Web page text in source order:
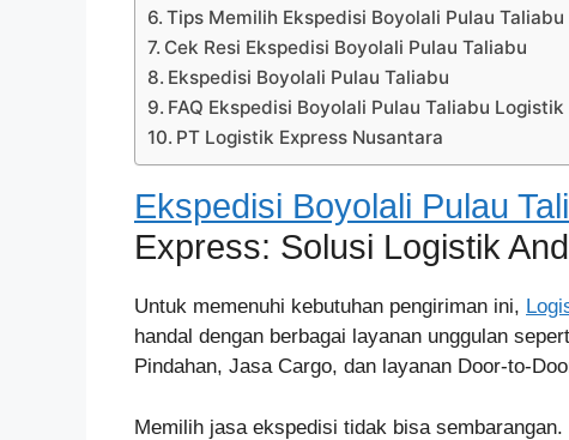
Tips Memilih Ekspedisi Boyolali Pulau Taliabu
Cek Resi Ekspedisi Boyolali Pulau Taliabu
Ekspedisi Boyolali Pulau Taliabu
FAQ Ekspedisi Boyolali Pulau Taliabu Logistik
PT Logistik Express Nusantara
Ekspedisi Boyolali Pulau
Express: Solusi Logistik
Untuk memenuhi kebutuhan pengiriman ini,
handal dengan berbagai layanan unggulan
Pindahan, Jasa Cargo, dan layanan Door-to-
Memilih jasa ekspedisi tidak bisa